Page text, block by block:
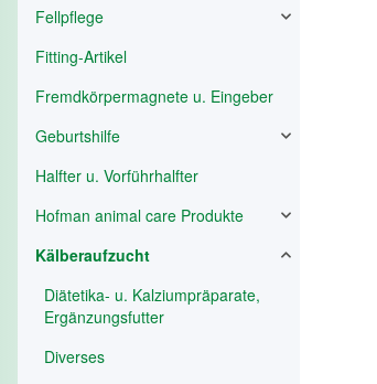
Fellpflege
Fitting-Artikel
Fremdkörpermagnete u. Eingeber
Geburtshilfe
Halfter u. Vorführhalfter
Hofman animal care Produkte
Kälberaufzucht
Diätetika- u. Kalziumpräparate,
Ergänzungsfutter
Diverses